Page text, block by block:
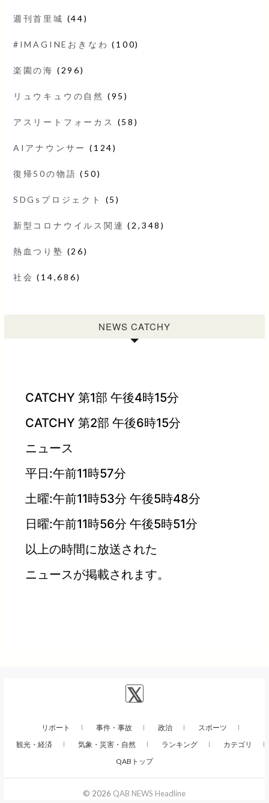
週刊首里城 (44)
#IMAGINEおきなわ (100)
楽園の海 (296)
リュウキュウの自然 (95)
アスリートフォーカス (58)
AIアナウンサー (124)
復帰50の物語 (50)
SDGsプロジェクト (5)
新型コロナウイルス関連 (2,348)
熱血つり塾 (26)
社会 (14,686)
NEWS CATCHY
CATCHY 第1部 午後4時15分
CATCHY 第2部 午後6時15分
ニュース
平日:午前11時57分
土曜:午前11時53分 午後5時48分
日曜:午前11時56分 午後5時51分
以上の時間に放送された
ニュースが掲載されます。
リポート 事件・事故 政治
スポーツ
観光・経済
気象・災害・自然 ランキング
カテゴリ
QABトップ
© 2026 QAB NEWS Headline